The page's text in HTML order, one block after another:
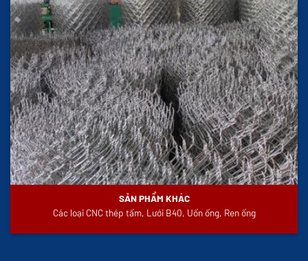
SẢN PHẨM KHÁC
Các loại CNC thép tấm, Lưới B40, Uốn ống, Ren ống